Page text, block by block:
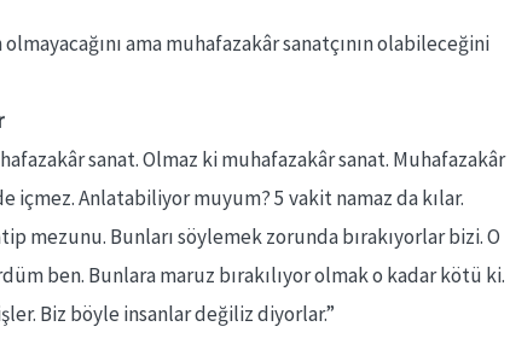
ama muhafazakâr sanatçının olabileceğini
sanat. Olmaz ki muhafazakâr sanat. Muhafazakâr
içmez. Anlatabiliyor muyum? 5 vakit namaz da kılar.
mezunu. Bunları söylemek zorunda bırakıyorlar bizi. O
ben. Bunlara maruz bırakılıyor olmak o kadar kötü ki.
Biz böyle insanlar değiliz diyorlar.”